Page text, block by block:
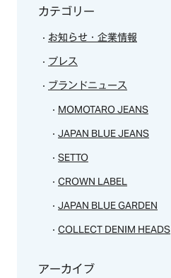
カテゴリー
お知らせ・企業情報
プレス
ブランドニュース
MOMOTARO JEANS
JAPAN BLUE JEANS
SETTO
CROWN LABEL
JAPAN BLUE GARDEN
COLLECT DENIM HEADS
アーカイブ